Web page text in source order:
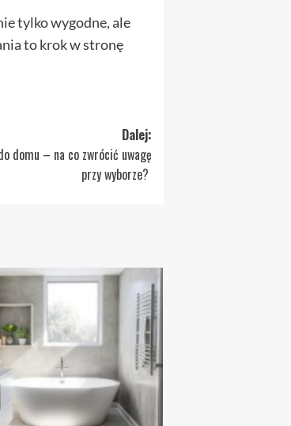
tylko wygodne, ale
to krok w stronę
Dalej:
domu – na co zwrócić uwagę
przy wyborze?